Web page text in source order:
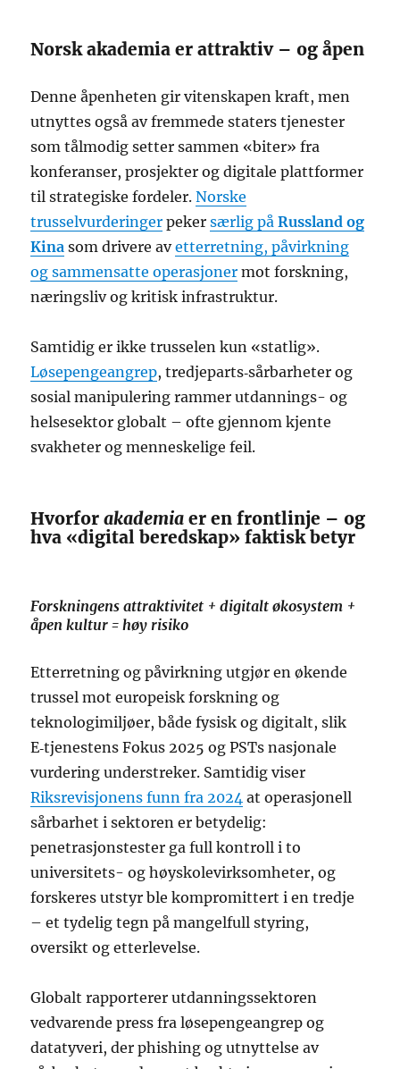
Norsk akademia er attraktiv – og åpen
Denne åpenheten gir vitenskapen kraft, men
utnyttes også av fremmede staters tjenester
som tålmodig setter sammen «biter» fra
konferanser, prosjekter og digitale plattformer
til strategiske fordeler.Norske
trusselvurderinger pekersærlig påRussland og
Kina som drivere avetterretning, påvirkning
og sammensatte operasjoner mot forskning,
næringsliv og kritisk infrastruktur.
Samtidig er ikke trusselen kun «statlig».
Løsepengeangrep, tredjeparts‑sårbarheter og
sosial manipulering rammer utdannings- og
helsesektor globalt – ofte gjennom kjente
svakheter og menneskelige feil.
Hvorforakademia er en frontlinje – og
hva «digital beredskap» faktisk betyr
Forskningens attraktivitet + digitalt økosystem +
åpen kultur = høy risiko
Etterretning og påvirkning utgjør en økende
trussel mot europeisk forskning og
teknologimiljøer, både fysisk og digitalt, slik
E‑tjenestens Fokus 2025 og PSTs nasjonale
vurdering understreker. Samtidig viser
Riksrevisjonens funn fra 2024 at operasjonell
sårbarhet i sektoren er betydelig:
penetrasjonstester ga full kontroll i to
universitets- og høyskolevirksomheter, og
forskeres utstyr ble kompromittert i en tredje
– et tydelig tegn på mangelfull styring,
oversikt og etterlevelse.
Globalt rapporterer utdanningssektoren
vedvarende press fra løsepengeangrep og
datatyveri, der phishing og utnyttelse av